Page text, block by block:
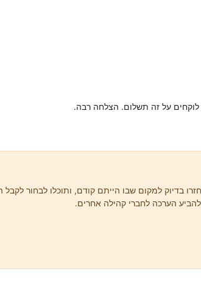
על זה תשלום. הצלחה רבה.
בדיוק למקום שבו הייתם קודם, ותוכלו לבחור לקבל